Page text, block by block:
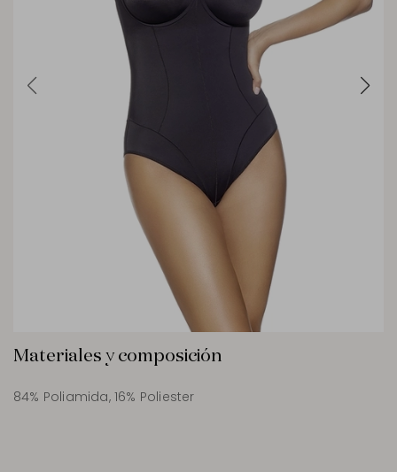
Materiales y composición
84% Poliamida, 16% Poliester